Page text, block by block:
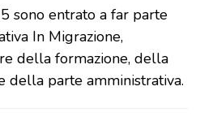
sono entrato a far parte
In Migrazione,
della formazione, della
della parte amministrativa.